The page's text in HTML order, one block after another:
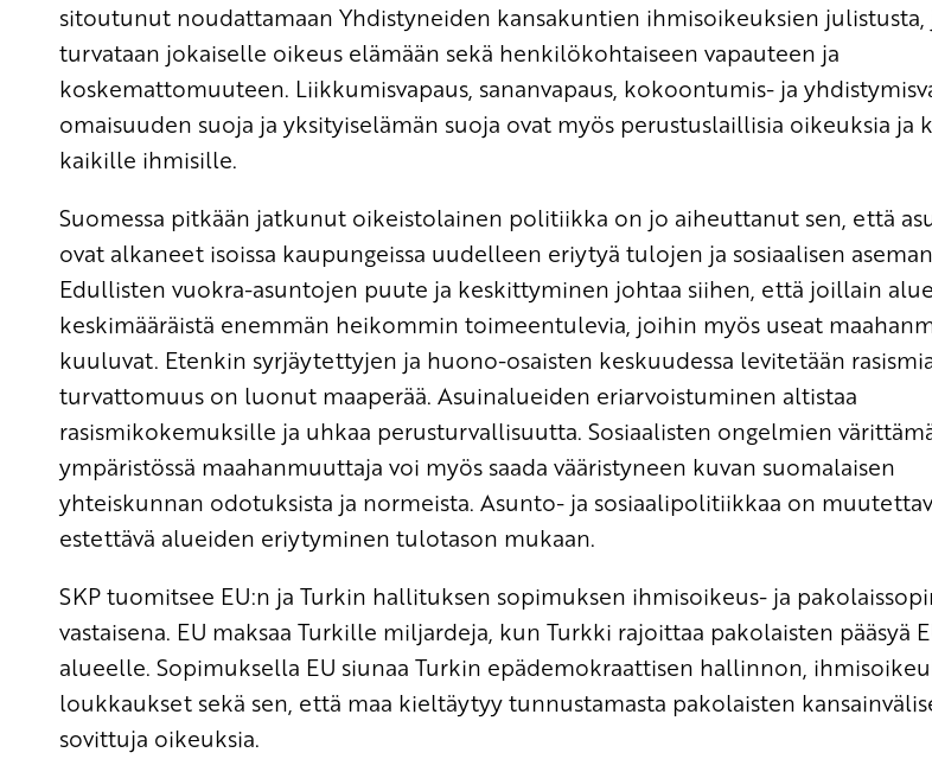
sitoutunut noudattamaan Yhdistyneiden kansakuntien ihmisoikeuksien
turvataan jokaiselle oikeus elämään sekä henkilökohtaiseen vapauteen ja
koskemattomuuteen. Liikkumisvapaus, sananvapaus, kokoontumis- ja
omaisuuden suoja ja yksityiselämän suoja ovat myös perustuslaillisia oikeuksia ja
kaikille ihmisille.
Suomessa pitkään jatkunut oikeistolainen politiikka on jo aiheuttanut sen, että
ovat alkaneet isoissa kaupungeissa uudelleen eriytyä tulojen ja sosiaalisen
Edullisten vuokra-asuntojen puute ja keskittyminen johtaa siihen, että joillain
keskimääräistä enemmän heikommin toimeentulevia, joihin myös useat
kuuluvat. Etenkin syrjäytettyjen ja huono-osaisten keskuudessa levitetään
turvattomuus on luonut maaperää. Asuinalueiden eriarvoistuminen altistaa
rasismikokemuksille ja uhkaa perusturvallisuutta. Sosiaalisten ongelmien
ympäristössä maahanmuuttaja voi myös saada vääristyneen kuvan suomalaisen
yhteiskunnan odotuksista ja normeista. Asunto- ja sosiaalipolitiikkaa on
estettävä alueiden eriytyminen tulotason mukaan.
SKP tuomitsee EU:n ja Turkin hallituksen sopimuksen ihmisoikeus- ja
vastaisena. EU maksaa Turkille miljardeja, kun Turkki rajoittaa pakolaisten pääsyä
alueelle. Sopimuksella EU siunaa Turkin epädemokraattisen hallinnon,
loukkaukset sekä sen, että maa kieltäytyy tunnustamasta pakolaisten
sovittuja oikeuksia.